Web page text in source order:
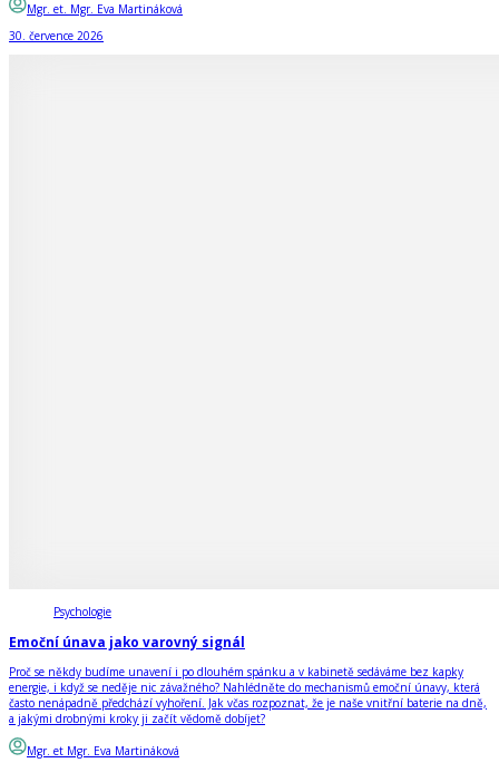
Mgr. et. Mgr. Eva Martináková
30. července 2026
Psychologie
Emoční únava jako varovný signál
Proč se někdy budíme unavení i po dlouhém spánku a v kabinetě sedáváme bez kapky
energie, i když se neděje nic závažného? Nahlédněte do mechanismů emoční únavy, která
často nenápadně předchází vyhoření. Jak včas rozpoznat, že je naše vnitřní baterie na dně,
a jakými drobnými kroky ji začít vědomě dobíjet?
Mgr. et Mgr. Eva Martináková